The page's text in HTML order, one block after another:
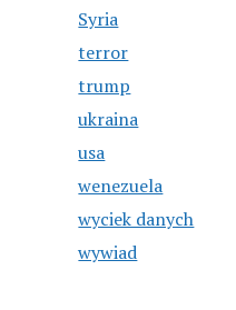
Syria
terror
trump
ukraina
usa
wenezuela
wyciek danych
wywiad